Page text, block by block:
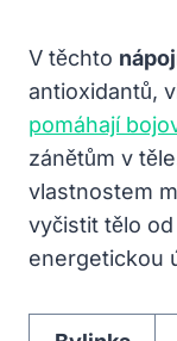
V těchto
antioxidantů,
pomáhají
zánětům v
vlastnostem
vyčistit tělo
energetickou